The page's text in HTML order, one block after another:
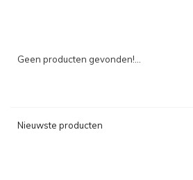
Geen producten gevonden!...
Nieuwste producten